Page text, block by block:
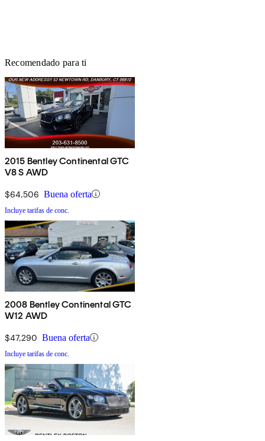
Recomendado para ti
2015 Bentley Continental GTC
V8 S AWD
$64,506 Buena oferta
Incluye tarifas de conc.
2008 Bentley Continental GTC
W12 AWD
$47,290 Buena oferta
Incluye tarifas de conc.